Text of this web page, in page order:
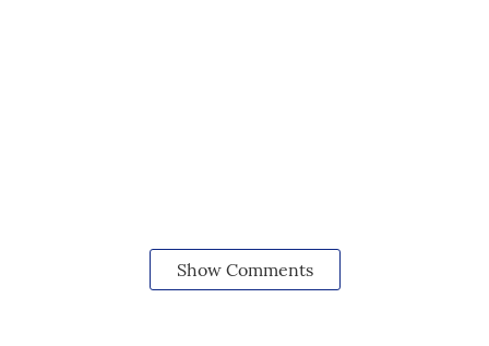
Show Comments